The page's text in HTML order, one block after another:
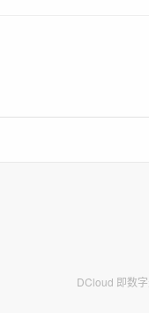
DCloud 即数